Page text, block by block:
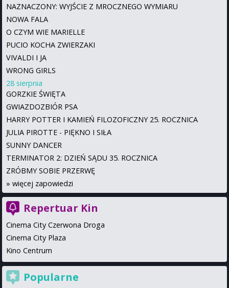
NAZNACZONY: WYJŚCIE Z MROCZNEGO WYMIARU
NOWA FALA
O CZYM WIE MARIELLE
PUCIO KOCHA ZWIERZAKI
VIVALDI I JA
WRONG GIRLS
28 sierpnia
GORZKIE ŚWIĘTA
GWIAZDOZBIÓR PSA
HARRY POTTER I KAMIEŃ FILOZOFICZNY 25. ROCZNICA
JULIA PIROTTE - PIĘKNO I SIŁA
SUNNY DANCER
TERMINATOR 2: DZIEŃ SĄDU 35. ROCZNICA
ZRÓBMY SOBIE PRZERWĘ
» więcej zapowiedzi
Repertuar Kin
Cinema City Czerwona Droga
Cinema City Plaza
Kino Centrum
Popularne